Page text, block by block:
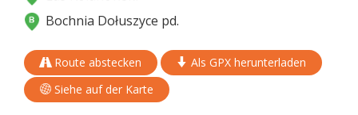
Bochnia Dołuszyce pd.
Route abstecken
Als GPX herunterladen
Siehe auf der Karte